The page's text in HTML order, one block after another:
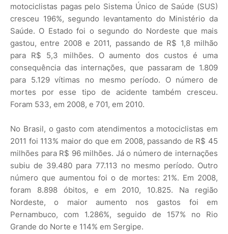
motociclistas pagas pelo Sistema Único de Saúde (SUS)
cresceu 196%, segundo levantamento do Ministério da
Saúde. O Estado foi o segundo do Nordeste que mais
gastou, entre 2008 e 2011, passando de R$ 1,8 milhão
para R$ 5,3 milhões. O aumento dos custos é uma
consequência das internações, que passaram de 1.809
para 5.129 vítimas no mesmo período. O número de
mortes por esse tipo de acidente também cresceu.
Foram 533, em 2008, e 701, em 2010.
No Brasil, o gasto com atendimentos a motociclistas em
2011 foi 113% maior do que em 2008, passando de R$ 45
milhões para R$ 96 milhões. Já o número de internações
subiu de 39.480 para 77.113 no mesmo período. Outro
número que aumentou foi o de mortes: 21%. Em 2008,
foram 8.898 óbitos, e em 2010, 10.825. Na região
Nordeste, o maior aumento nos gastos foi em
Pernambuco, com 1.286%, seguido de 157% no Rio
Grande do Norte e 114% em Sergipe.